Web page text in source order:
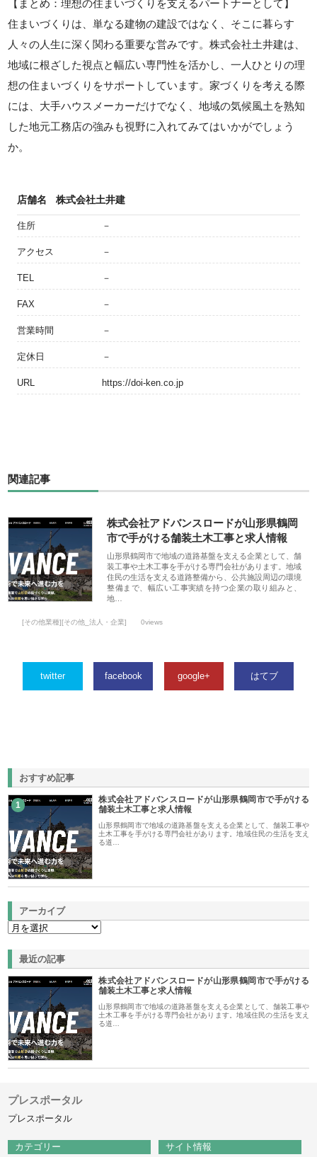
【まとめ：理想の住まいづくりを支えるパートナーとして】
住まいづくりは、単なる建物の建設ではなく、そこに暮らす
人々の人生に深く関わる重要な営みです。株式会社土井建は、
地域に根ざした視点と幅広い専門性を活かし、一人ひとりの理
想の住まいづくりをサポートしています。家づくりを考える際
には、大手ハウスメーカーだけでなく、地域の気候風土を熟知
した地元工務店の強みも視野に入れてみてはいかがでしょう
か。
店舗名 株式会社土井建
住所 －
アクセス －
TEL －
FAX －
営業時間 －
定休日 －
URL https://doi-ken.co.jp
関連記事
株式会社アドバンスロードが山形県鶴岡
市で手がける舗装土木工事と求人情報
山形県鶴岡市で地域の道路基盤を支える企業として、舗
装工事や土木工事を手がける専門会社があります。地域
住民の生活を支える道路整備から、公共施設周辺の環境
整備まで、幅広い工事実績を持つ企業の取り組みと、
地…
[その他業種][その他_法人・企業] 0views
twitter facebook google+ はてブ
おすすめ記事
1
株式会社アドバンスロードが山形県鶴岡市で手がける
舗装土木工事と求人情報
山形県鶴岡市で地域の道路基盤を支える企業として、舗装工事や
土木工事を手がける専門会社があります。地域住民の生活を支え
る道…
アーカイブ
最近の記事
株式会社アドバンスロードが山形県鶴岡市で手がける
舗装土木工事と求人情報
山形県鶴岡市で地域の道路基盤を支える企業として、舗装工事や
土木工事を手がける専門会社があります。地域住民の生活を支え
る道…
プレスポータル
プレスポータル
カテゴリー サイト情報